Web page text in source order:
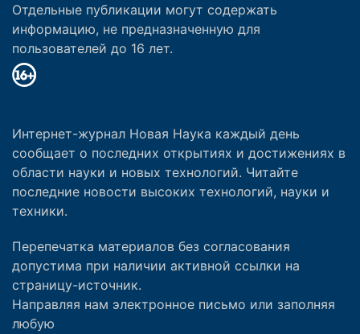
Отдельные публикации могут содержать
информацию, не предназначенную для
пользователей до 16 лет.
Интернет-журнал Новая Наука каждый день
сообщает о последних открытиях и достижениях в
области науки и новых технологий. Читайте
последние новости высоких технологий, науки и
техники.
Перепечатка материалов без согласования
допустима при наличии активной ссылки на
страницу-источник.
Направляя нам электронное письмо или заполняя
любую